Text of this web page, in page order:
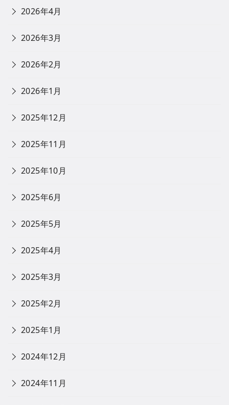
2026年4月
2026年3月
2026年2月
2026年1月
2025年12月
2025年11月
2025年10月
2025年6月
2025年5月
2025年4月
2025年3月
2025年2月
2025年1月
2024年12月
2024年11月